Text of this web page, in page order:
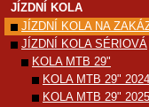
JÍZDNÍ KOLA
JÍZDNÍ KOLA NA
JÍZDNÍ KOLA SÉRIOVÁ
KOLA MTB 29"
KOLA MTB 29" 2024
KOLA MTB 29" 2025